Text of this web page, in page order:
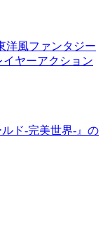
洋風ファンタジー
ヤーアクション
ド-完美世界-』の